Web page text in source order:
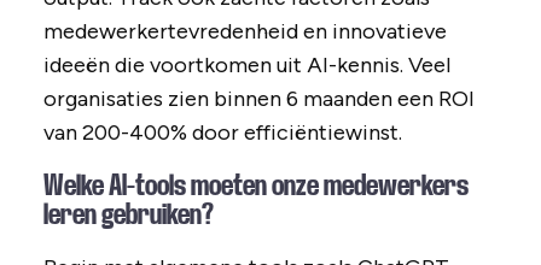
medewerkertevredenheid en innovatieve
ideeën die voortkomen uit AI-kennis. Veel
organisaties zien binnen 6 maanden een ROI
van 200-400% door efficiëntiewinst.
Welke AI-tools moeten onze medewerkers
leren gebruiken?